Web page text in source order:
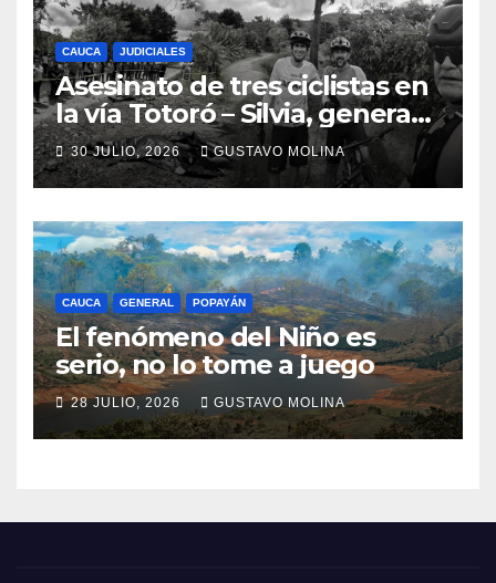
CAUCA JUDICIALES
Asesinato de tres ciclistas en
la vía Totoró – Silvia, genera
consternación en el Cauca
30 JULIO, 2026 GUSTAVO MOLINA
CAUCA GENERAL POPAYÁN
El fenómeno del Niño es
serio, no lo tome a juego
28 JULIO, 2026 GUSTAVO MOLINA